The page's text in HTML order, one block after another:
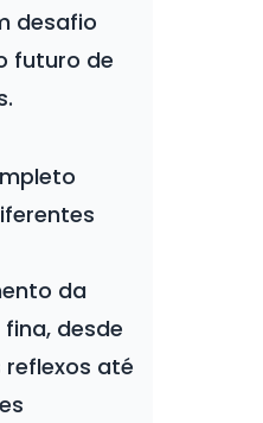
desafio
futuro de
da
desde
reflexos até